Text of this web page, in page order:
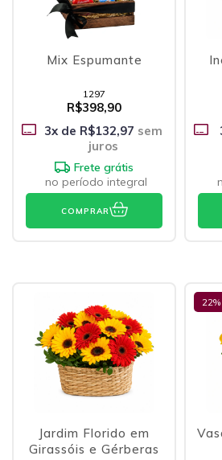
Mix Espumante
1297
R$398,90
3x de R$132,97 sem
juros
Frete grátis
no período integral
COMPRAR
Jardim Florido em
Girassóis e Gérberas
22